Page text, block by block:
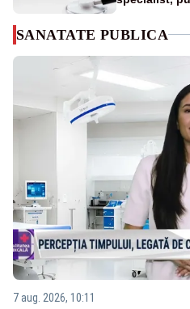
SANATATE PUBLICA
7 aug. 2026, 10:11